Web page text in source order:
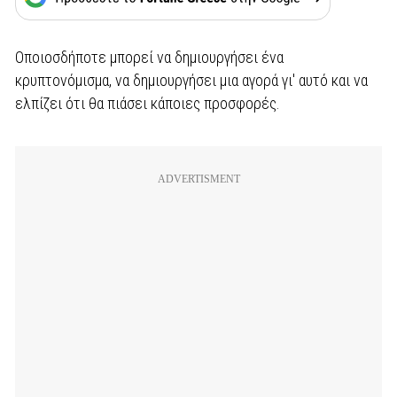
Οποιοσδήποτε μπορεί να δημιουργήσει ένα
κρυπτονόμισμα, να δημιουργήσει μια αγορά γι' αυτό και να
ελπίζει ότι θα πιάσει κάποιες προσφορές.